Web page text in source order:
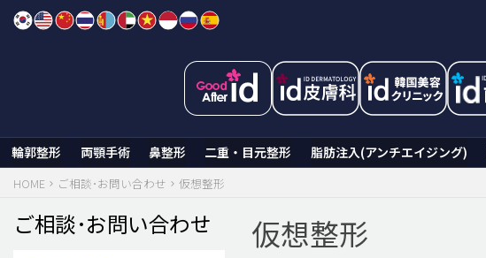
Skip
輪郭整形 両顎手術 鼻整形 二重・目元整形 脂肪注入(アンチエイジング)
HOME ご相談･お問い合わせ 仮想整形
仮想整形
ご相談･お問い合わせ